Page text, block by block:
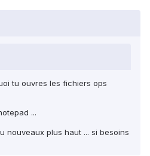
tu ouvres les fichiers ops
...
nouveaux plus haut ... si besoins